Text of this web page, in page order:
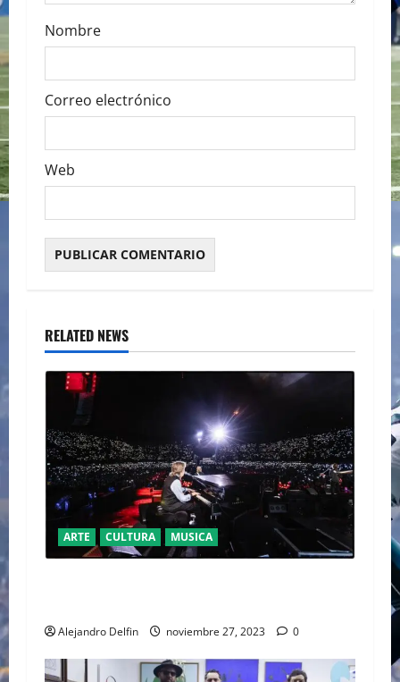
Nombre
Correo electrónico
Web
RELATED NEWS
ARTE CULTURA MUSICA
Alejandro Delfin noviembre 27, 2023 0